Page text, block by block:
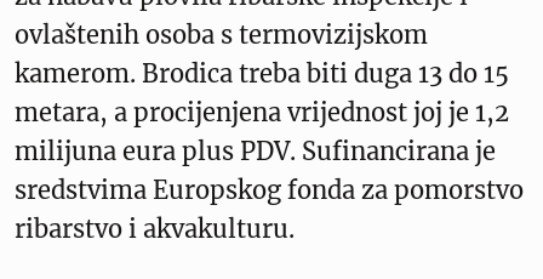
ovlaštenih osoba s termovizijskom
kamerom. Brodica treba biti duga 13 do 15
metara, a procijenjena vrijednost joj je 1,2
milijuna eura plus PDV. Sufinancirana je
sredstvima Europskog fonda za pomorstvo
ribarstvo i akvakulturu.